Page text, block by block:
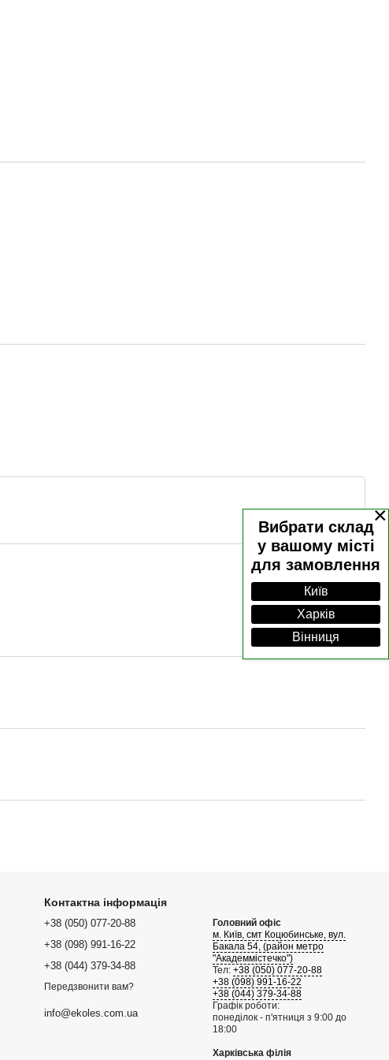
×
Вибрати склад
у вашому місті
для замовлення
Київ
Харків
Вінниця
Контактна інформація
+38 (050) 077-20-88
+38 (098) 991-16-22
+38 (044) 379-34-88
Передзвонити вам?
info@ekoles.com.ua
Головний офіс
м. Київ, смт Коцюбинське, вул.
Бакала 54, (район метро
"Академмістечко")
Тел: +38 (050) 077-20-88
+38 (098) 991-16-22
+38 (044) 379-34-88
Графік роботи:
понеділок - п'ятниця з 9:00 до
18:00
Харківська філія